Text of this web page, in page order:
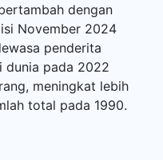
dengan
November 2024
penderita
dunia pada 2022
meningkat lebih
total pada 1990.